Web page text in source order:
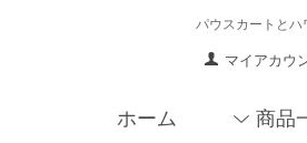
パウスカートと
マイアカウ
ホーム 商品